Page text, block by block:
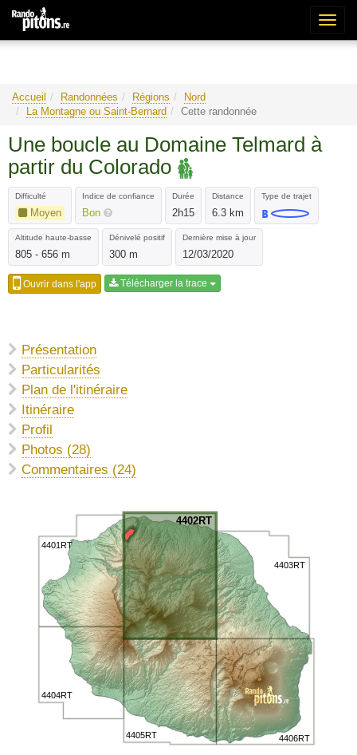
Accueil Randonnées Régions
Nord
La Montagne ou Saint-Bernard
Cette randonnée
Une boucle au Domaine Telmard à
partir du Colorado
Difficulté
Moyen
Indice de confiance
Bon
Durée
2h15
Distance
6.3 km
Type de trajet
Altitude haute-basse
805 - 656 m
Dénivelé positif
300 m
Dernière mise à jour
12/03/2020
Ouvrir dans l'app Télécharger la trace
Présentation
Particularités
Plan de l'itinéraire
Itinéraire
Profil
Photos (28)
Commentaires (24)
4401RT
4402RT
4403RT
4404RT
4405RT 4406RT